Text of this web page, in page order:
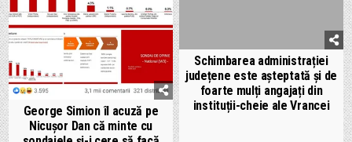
George Simion îl acuză pe
Nicușor Dan că minte cu
Schimbarea administrației
județene este așteptată și de
foarte mulți angajați din
instituții-cheie ale Vrancei